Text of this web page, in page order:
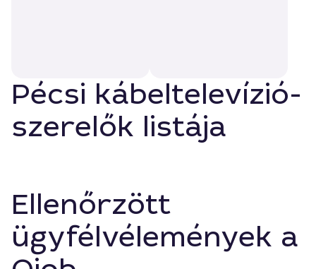
Pécsi kábeltelevízió-
szerelők listája
Ellenőrzött
ügyfélvélemények a